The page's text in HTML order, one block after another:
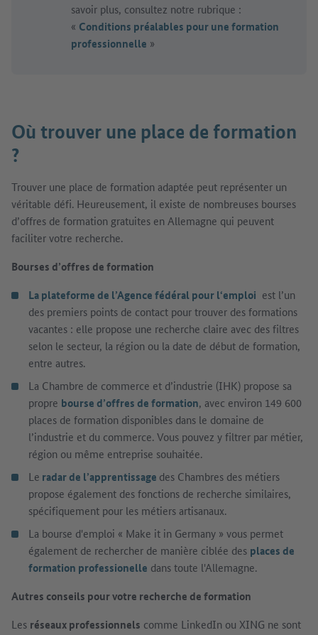
savoir plus, consultez notre rubrique :
« Conditions préalables pour une formation
professionnelle »
Où trouver une place de formation
?
Trouver une place de formation adaptée peut représenter un
véritable défi. Heureusement, il existe de nombreuses bourses
d’offres de formation gratuites en Allemagne qui peuvent
faciliter votre recherche.
Bourses d’offres de formation
La plateforme de l’Agence fédéral pour l‘emploi est l’un
des premiers points de contact pour trouver des formations
vacantes : elle propose une recherche claire avec des filtres
selon le secteur, la région ou la date de début de formation,
entre autres.
La Chambre de commerce et d’industrie (IHK) propose sa
propre bourse d’offres de formation, avec environ 149 600
places de formation disponibles dans le domaine de
l’industrie et du commerce. Vous pouvez y filtrer par métier,
région ou même entreprise souhaitée.
Le radar de l’apprentissage des Chambres des métiers
propose également des fonctions de recherche similaires,
spécifiquement pour les métiers artisanaux.
La bourse d'emploi « Make it in Germany » vous permet
également de rechercher de manière ciblée des places de
formation professionelle dans toute l'Allemagne.
Autres conseils pour votre recherche de formation
Les réseaux professionnels comme LinkedIn ou XING ne sont